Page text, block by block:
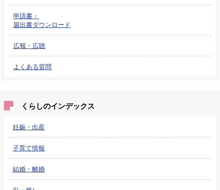
申請書・
届出書ダウンロード
広報・広聴
よくある質問
くらしのインデックス
妊娠・出産
子育て情報
結婚・離婚